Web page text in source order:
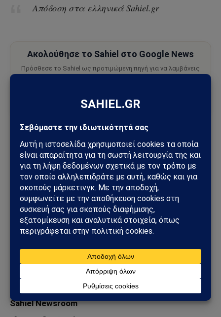
Απόδοση στα ελληνικά Sahiel.gr
Ακολούθησε το Sahiel στο Google News
Πρόσθεσε το Sahiel ως προτιμώμενη πηγή για να λαμβάνεις
Add as a preferred source
Ahmed Adel δυτικοί ισλαμ μετανάστες
Ακολουθήστε στο Instagram
Ακολουθήστε στο YouTube
Twitter Pinterest
Sahiel Newsroom